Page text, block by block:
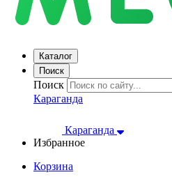
Каталог
Поиск
Поиск
Караганда
Караганда
Избранное
Корзина